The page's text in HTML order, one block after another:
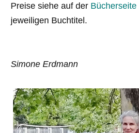
Preise siehe auf der Bücherseite
jeweiligen Buchtitel.
Simone Erdmann